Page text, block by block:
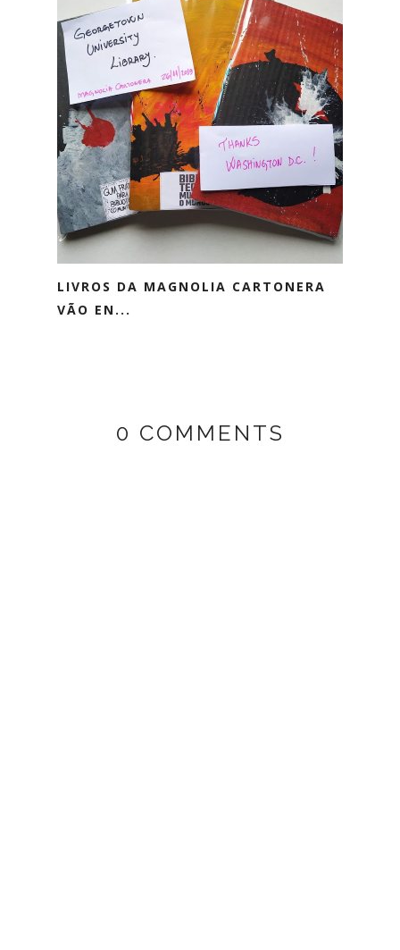
LIVROS DA MAGNOLIA CARTONERA
VÃO EN...
0 COMMENTS